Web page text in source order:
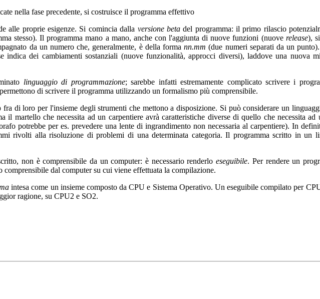
nella fase precedente, si costruisce il programma effettivo
alle proprie esigenze. Si comincia dalla versione betadel programma: il primo rilascio
stesso). Il programma mano a mano, anche con l'aggiunta di nuove funzioni (nuove release),
da un numero che, generalmente, è della formann.mm (due numeri separati da un
indica dei cambiamenti sostanziali (nuove funzionalità, approcci diversi), laddove una nuova
linguaggio di programmazione; sarebbe infatti estremamente complicato scrivere i
di scrivere il programma utilizzando un formalismo più comprensibile.
di loro per l'insieme degli strumenti che mettono a disposizione. Si può considerare un
il martello che necessita ad un carpentiere avrà caratteristiche diverse di quello che necessita
potrebbe per es. prevedere una lente di ingrandimento non necessaria al carpentiere). In
rivolti alla risoluzione di problemi di una determinata categoria. Il programma scritto in un
non è comprensibile da un computer: è necessario renderloeseguibile. Per rendere un
dal computer su cui viene effettuata la compilazione.
intesa come un insieme composto da CPU e Sistema Operativo. Un eseguibile compilato per
ragione, su CPU2 e SO2.